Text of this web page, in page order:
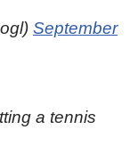
September
a tennis